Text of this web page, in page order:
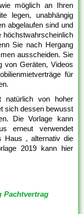
möglich an Ihren
legen, unabhängig
abgelaufen sind und
höchstwahrscheinlich
Sie nach Hergang
ausscheiden. Sie
von Geräten, Videos
für
natürlich von hoher
sich dessen bewusst
Die Vorlage kann
erneut verwendet
Haus , alternativ die
2019 kann hier
Pachtvertrag